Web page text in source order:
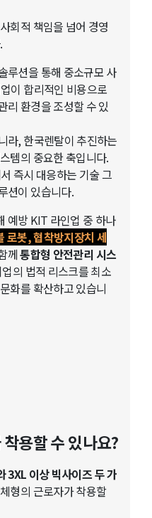
회적 책임을 넘어 경영
루션을 통해 중소규모 사
이 합리적인 비용으로
리 환경을 조성할 수 있
라, 한국렌탈이 추진하는
템의 중요한 축입니다.
즉시 대응하는 기술 그
션이 있습니다.
예방 KIT 라인업 중 하나
로봇, 협착방지장치 세
께통합형 안전관리 시스
의 법적 리스크를 최소
화를 확산하고 있습니
용할 수 있나요?
3XL 이상 빅사이즈두 가
형의 근로자가 착용할